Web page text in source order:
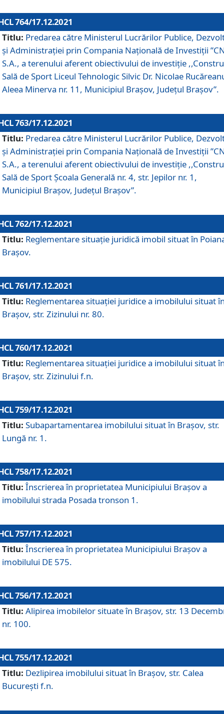
764/17.12.2021
Titlu: Predarea către Ministerul Lucrărilor Publice,
și Administrației prin Compania Naţională de Investiţii
S.A., a terenului aferent obiectivului de investiţie
Sală de Sport Liceul Tehnologic Silvic Dr. Nicolae
Aleea Minerva nr. 11, Municipiul Brașov, Județul Brașov”.
763/17.12.2021
Titlu: Predarea către Ministerul Lucrărilor Publice,
și Administrației prin Compania Naţională de Investiţii
S.A., a terenului aferent obiectivului de investiție
Sală de Sport Școala Generală nr. 4, str. Jepilor nr. 1,
Municipiul Brașov, Județul Brașov”.
762/17.12.2021
Titlu: Reglementare situație juridică imobil situat în
Brașov.
761/17.12.2021
Titlu: Reglementarea situației juridice a imobilului situat
Brașov, str. Zizinului nr. 80.
760/17.12.2021
Titlu: Reglementarea situației juridice a imobilului situat
Brașov, str. Zizinului f.n.
759/17.12.2021
Titlu: Subapartamentarea imobilului situat în Brașov, str.
Lungă nr. 1.
758/17.12.2021
Titlu: Înscrierea în proprietatea Municipiului Brașov a
imobilului strada Posada tronson 1.
757/17.12.2021
Titlu: Înscrierea în proprietatea Municipiului Brașov a
imobilului DE 575.
756/17.12.2021
Titlu: Alipirea imobilelor situate în Brașov, str. 13
nr. 100.
755/17.12.2021
Titlu: Dezlipirea imobilului situat în Brașov, str. Calea
București f.n.